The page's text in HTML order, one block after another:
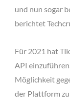
und nun sogar
berichtet
Für 2021 hat
API
Möglichkeit
der Plattform